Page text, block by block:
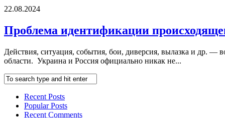
22.08.2024
Проблема идентификации
Действия, ситуация, события, бои, диверсия, вылазка и др. —
области. Украина и Россия официально никак не...
Recent Posts
Popular Posts
Recent Comments